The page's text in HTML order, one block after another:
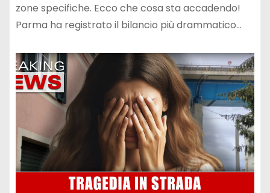
zone specifiche. Ecco che cosa sta accadendo!
Parma ha registrato il bilancio più drammatico…